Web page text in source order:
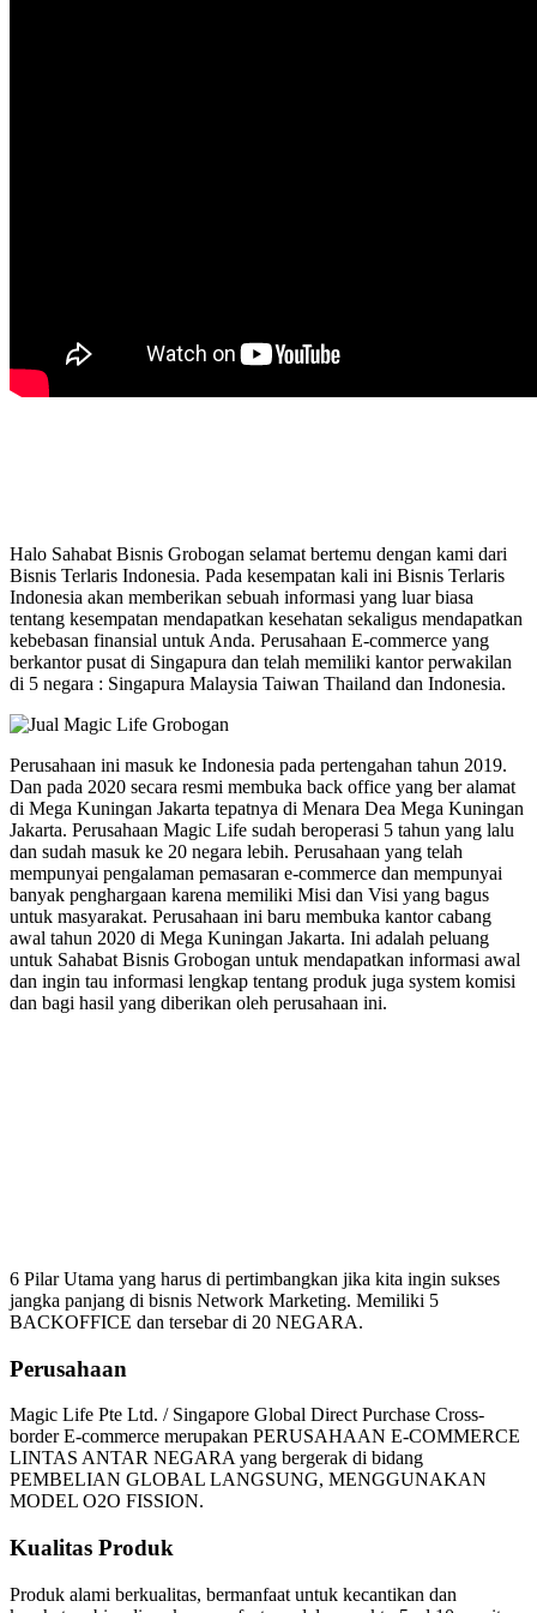
Halo Sahabat Bisnis Grobogan selamat bertemu dengan kami dari
Bisnis Terlaris Indonesia. Pada kesempatan kali ini Bisnis Terlaris
Indonesia akan memberikan sebuah informasi yang luar biasa
tentang kesempatan mendapatkan kesehatan sekaligus mendapatkan
kebebasan finansial untuk Anda. Perusahaan E-commerce yang
berkantor pusat di Singapura dan telah memiliki kantor perwakilan
di 5 negara : Singapura Malaysia Taiwan Thailand dan Indonesia.
Perusahaan ini masuk ke Indonesia pada pertengahan tahun 2019.
Dan pada 2020 secara resmi membuka back office yang ber alamat
di Mega Kuningan Jakarta tepatnya di Menara Dea Mega Kuningan
Jakarta. Perusahaan Magic Life sudah beroperasi 5 tahun yang lalu
dan sudah masuk ke 20 negara lebih. Perusahaan yang telah
mempunyai pengalaman pemasaran e-commerce dan mempunyai
banyak penghargaan karena memiliki Misi dan Visi yang bagus
untuk masyarakat. Perusahaan ini baru membuka kantor cabang
awal tahun 2020 di Mega Kuningan Jakarta. Ini adalah peluang
untuk Sahabat Bisnis Grobogan untuk mendapatkan informasi awal
dan ingin tau informasi lengkap tentang produk juga system komisi
dan bagi hasil yang diberikan oleh perusahaan ini.
6 Pilar Utama yang harus di pertimbangkan jika kita ingin sukses
jangka panjang di bisnis Network Marketing. Memiliki 5
BACKOFFICE dan tersebar di 20 NEGARA.
Perusahaan
Magic Life Pte Ltd. / Singapore Global Direct Purchase Cross-
border E-commerce merupakan PERUSAHAAN E-COMMERCE
LINTAS ANTAR NEGARA yang bergerak di bidang
PEMBELIAN GLOBAL LANGSUNG, MENGGUNAKAN
MODEL O2O FISSION.
Kualitas Produk
Produk alami berkualitas, bermanfaat untuk kecantikan dan